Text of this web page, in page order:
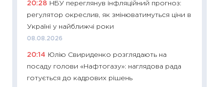
20:28 НБУ переглянув інфляційний прогноз:
регулятор окреслив, як змінюватимуться ціни в
Україні у найближчі роки
08.08.2026
20:14
Юлію Свириденко розглядають на
посаду голови «Нафтогазу»: наглядова рада
готується до кадрових рішень